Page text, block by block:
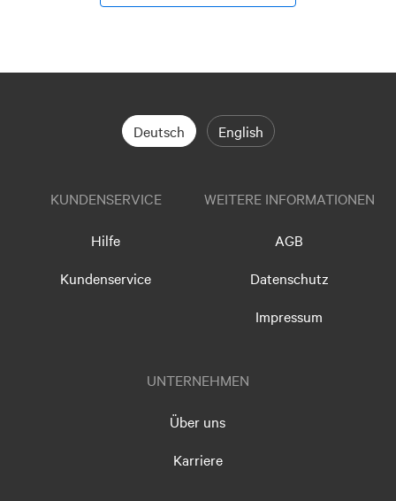
Deutsch English
KUNDENSERVICE
Hilfe
Kundenservice
WEITERE INFORMATIONEN
AGB
Datenschutz
Impressum
UNTERNEHMEN
Über uns
Karriere